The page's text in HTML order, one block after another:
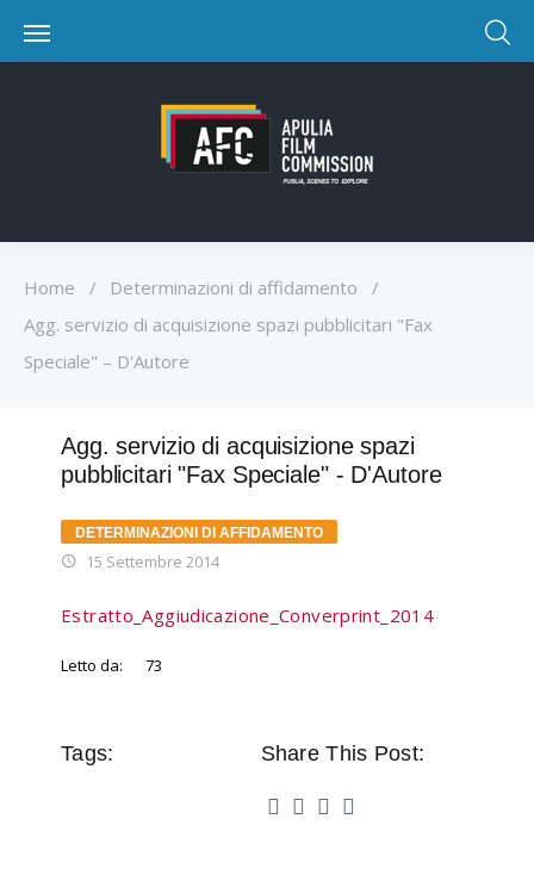
Home / Determinazioni di affidamento
/
Agg. servizio di acquisizione spazi pubblicitari "Fax
Speciale" – D'Autore
Agg. servizio di acquisizione spazi
pubblicitari "Fax Speciale" - D'Autore
DETERMINAZIONI DI AFFIDAMENTO
15 Settembre 2014
Estratto_Aggiudicazione_Converprint_2014
Letto da: 73
Tags: Share This Post: